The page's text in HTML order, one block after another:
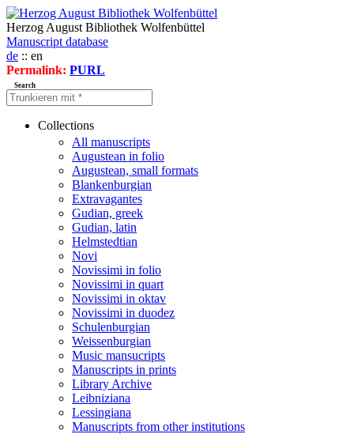
Herzog August Bibliothek Wolfenbüttel
Manuscript database
de :: en
Permalink: PURL
Search
Collections
All manuscripts
Augustean in folio
Augustean, small formats
Blankenburgian
Extravagantes
Gudian, greek
Gudian, latin
Helmstedtian
Novi
Novissimi in folio
Novissimi in quart
Novissimi in oktav
Novissimi in duodez
Schulenburgian
Weissenburgian
Music mansucripts
Manuscripts in prints
Library Archive
Leibniziana
Lessingiana
Manuscripts from other institutions